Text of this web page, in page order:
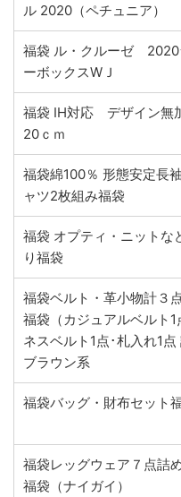
ル 2020（ペチュニア）
福袋 ル・クルーゼ 2020
ーボックスWＪ
福袋 IH対応 デザイン無
20ｃｍ
福袋綿100％ 形態安定長
ャツ2枚組み福袋
福袋 オプティ・ニットな
り福袋
福袋ベルト・革小物計３
福袋（カジュアルベルト1
ネスベルト1点･札入れ1
ブラウン系
福袋バッグ・財布セット
福袋レッグウェア７点詰
福袋（ナイガイ）